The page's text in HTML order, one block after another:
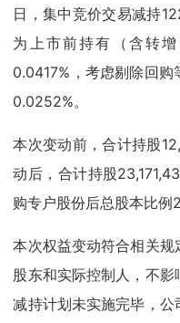
日，集中竞价交易减持
为上市前持有（含转
0.0417%，考虑剔除回
0.0252%。
本次变动前，合计持股
动后，合计持股
购专户股份后总股本比例
本次权益变动符合相关
股东和实际控制人，不影
减持计划未实施完毕，